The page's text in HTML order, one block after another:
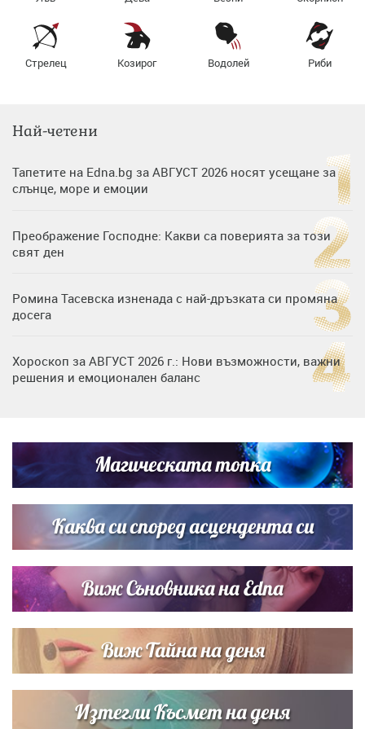
Стрелец Козирог Водолей Риби
Най-четени
Тапетите на Edna.bg за АВГУСТ 2026 носят усещане за
слънце, море и емоции
Преображение Господне: Какви са поверията за този
свят ден
Ромина Тасевска изненада с най-дръзката си промяна
досега
Хороскоп за АВГУСТ 2026 г.: Нови възможности, важни
решения и емоционален баланс
си деца на семейна морска приказка
Звездна ваканция в Майорка: Дженифър Анистън,
Кортни Кокс и Джим Къртис заедно на яхта
Магическата топка
Каква си според асцендента си
Виж Съновника на Edna
Виж Тайна на деня
Изтегли Късмет на деня